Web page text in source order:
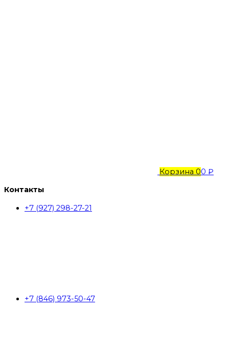
Корзина 00 ₽
Контакты
+7 (927) 298-27-21
+7 (846) 973-50-47